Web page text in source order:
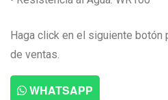
Haga click en el siguiente botón
de ventas.
WHATSAPP